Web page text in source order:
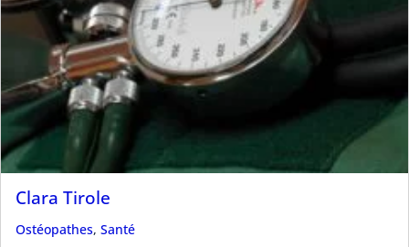
Clara Tirole
Ostéopathes, Santé